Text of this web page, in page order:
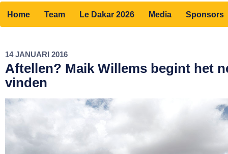
Home Team Le Dakar 2026 Media Sponsors
14 JANUARI 2016
Aftellen? Maik Willems begint het
vinden